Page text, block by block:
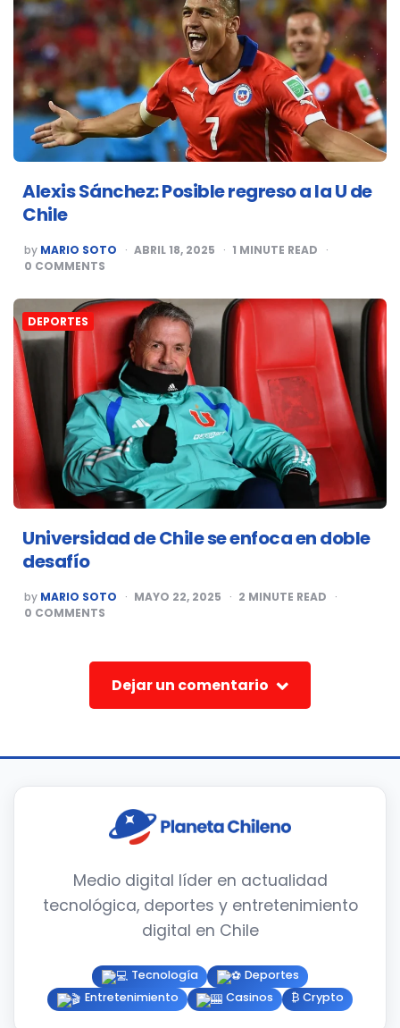
Alexis Sánchez: Posible regreso a la U de
Chile
POSTED
BY
by MARIO SOTO ABRIL 18, 2025 1 MINUTE READ
0 COMMENTS
DEPORTES
Universidad de Chile se enfoca en doble
desafío
POSTED
BY
by MARIO SOTO MAYO 22, 2025 2 MINUTE READ
0 COMMENTS
Dejar un comentario
Medio digital líder en actualidad
tecnológica, deportes y entretenimiento
digital en Chile
Tecnología
Deportes
Entretenimiento
Casinos ₿ Crypto